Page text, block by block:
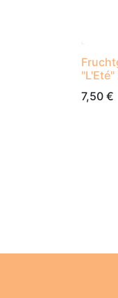
7,50 €